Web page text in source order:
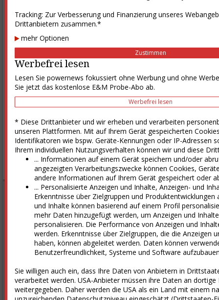
Tracking: Zur Verbesserung und Finanzierung unseres
Drittanbietern zusammen.*
mehr Optionen
Zustimmen
Werbefrei lesen
Lesen Sie powernews fokussiert ohne Werbung und ohne
Sie jetzt das kostenlose E&M Probe-Abo ab.
Werbefrei lesen
* Diese Drittanbieter und wir erheben und verarbeiten
unseren Plattformen. Mit auf Ihrem Gerät gespeicherten
Identifikatoren wie bspw. Geräte-Kennungen oder IP-Adressen
Ihrem individuellen Nutzungsverhalten können wir und diese
... Informationen auf einem Gerät speichern und/oder
angezeigten Verarbeitungszwecke können Cookies,
andere Informationen auf Ihrem Gerät gespeichert oder
... Personalisierte Anzeigen und Inhalte, Anzeigen- und
Erkenntnisse über Zielgruppen und Produktentwicklungen
und Inhalte können basierend auf einem Profil
mehr Daten hinzugefügt werden, um Anzeigen und
personalisieren. Die Performance von Anzeigen und
werden. Erkenntnisse über Zielgruppen, die die Anzeigen
haben, können abgeleitet werden. Daten können
Benutzerfreundlichkeit, Systeme und Software
Sie willigen auch ein, dass Ihre Daten von Anbietern in
verarbeitet werden. USA-Anbieter müssen ihre Daten an dortige
weitergegeben. Daher werden die USA als ein Land mit einem
Jan '24 Jan '25
Jul '24 Jul '25
Termine
Zu­kunfts­forum En­er­gie und Kli­ma
Wind­E­n­er­gy Ham­burg
Han­dels­blatt Jah­res­ta­gung Gas 2026
Treff­punkt Net­ze 2026
alle Termine
Stellenmarkt
alle Stellen
Produkte
E&M-Zeitung
E&M powernews
E&M daily
E&M Studien
E&M PODCAST
ePaper-Registrierung